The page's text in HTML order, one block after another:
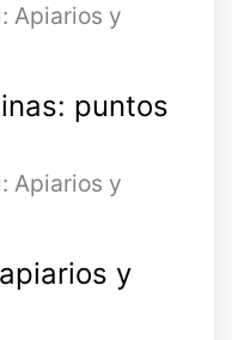
Apiarios y
puntos
Apiarios y
y